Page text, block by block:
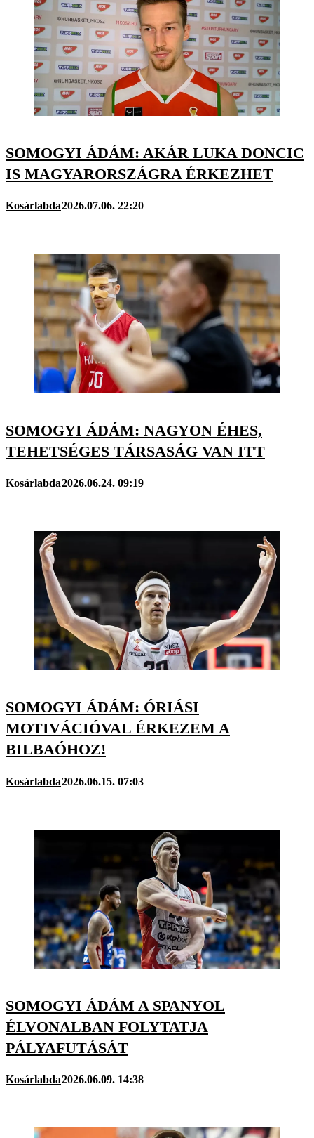
SOMOGYI ÁDÁM: AKÁR LUKA DONCIC
IS MAGYARORSZÁGRA ÉRKEZHET
Kosárlabda2026.07.06. 22:20
SOMOGYI ÁDÁM: NAGYON ÉHES,
TEHETSÉGES TÁRSASÁG VAN ITT
Kosárlabda2026.06.24. 09:19
SOMOGYI ÁDÁM: ÓRIÁSI
MOTIVÁCIÓVAL ÉRKEZEM A
BILBAÓHOZ!
Kosárlabda2026.06.15. 07:03
SOMOGYI ÁDÁM A SPANYOL
ÉLVONALBAN FOLYTATJA
PÁLYAFUTÁSÁT
Kosárlabda2026.06.09. 14:38